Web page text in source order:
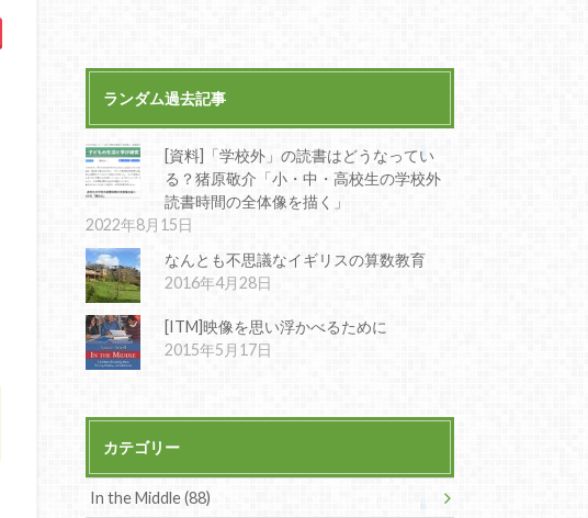
ランダム過去記事
[資料]「学校外」の読書はどうなってい
る？猪原敬介「小・中・高校生の学校外
読書時間の全体像を描く」
2022年8月15日
なんとも不思議なイギリスの算数教育
2016年4月28日
[ITM]映像を思い浮かべるために
2015年5月17日
カテゴリー
In the Middle (88)